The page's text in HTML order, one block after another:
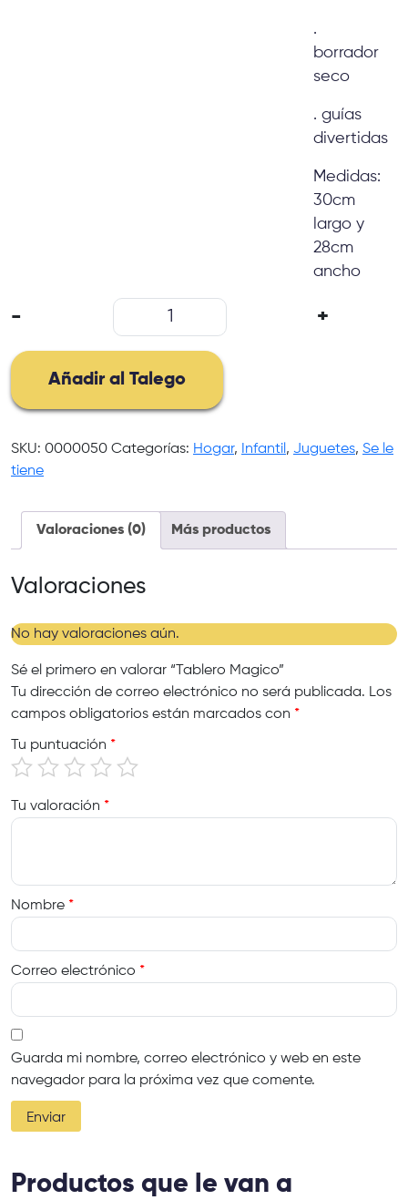
.
borrador
seco
. guías
divertidas
Medidas:
30cm
largo y
28cm
ancho
-
Tablero
cantidad
+
Añadir al Talego
SKU: 0000050 Categorías: Hogar, Infantil , Juguetes, Se le
tiene
Valoraciones (0) Más productos
Valoraciones
No hay valoraciones aún.
Sé el primero en valorar “Tablero Magico”
Tu dirección de correo electrónico no será publicada. Los
campos obligatorios están marcados con *
Tu puntuación *
Tu valoración *
Nombre *
Correo electrónico *
Guarda mi nombre, correo electrónico y web en este
navegador para la próxima vez que comente.
Productos que le van a